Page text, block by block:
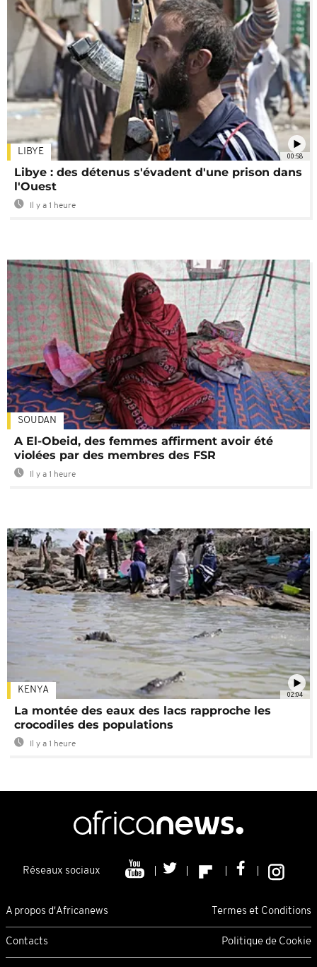
00:58
LIBYE
Libye : des détenus s'évadent d'une prison dans
l'Ouest
Il y a 1 heure
SOUDAN
A El-Obeid, des femmes affirment avoir été
violées par des membres des FSR
Il y a 1 heure
02:04
KENYA
La montée des eaux des lacs rapproche les
crocodiles des populations
Il y a 1 heure
Réseaux sociaux
A propos d'Africanews Termes et Conditions
Contacts Politique de Cookie